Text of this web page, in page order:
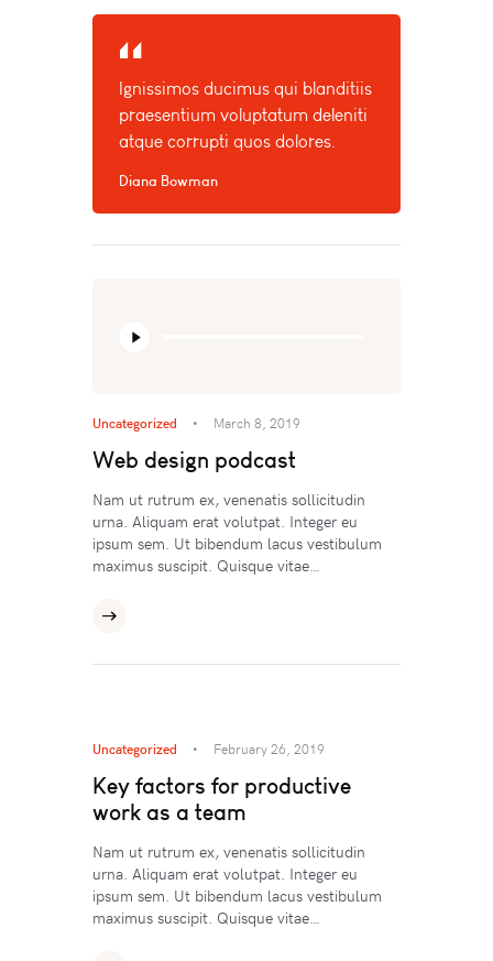
Ignissimos ducimus qui blanditiis
praesentium voluptatum deleniti
atque corrupti quos dolores.
Diana Bowman
Player
Uncategorized March 8, 2019
Web design podcast
Nam ut rutrum ex, venenatis sollicitudin
urna. Aliquam erat volutpat. Integer eu
ipsum sem. Ut bibendum lacus vestibulum
maximus suscipit. Quisque vitae…
Uncategorized February 26, 2019
Key factors for productive
work as a team
Nam ut rutrum ex, venenatis sollicitudin
urna. Aliquam erat volutpat. Integer eu
ipsum sem. Ut bibendum lacus vestibulum
maximus suscipit. Quisque vitae…